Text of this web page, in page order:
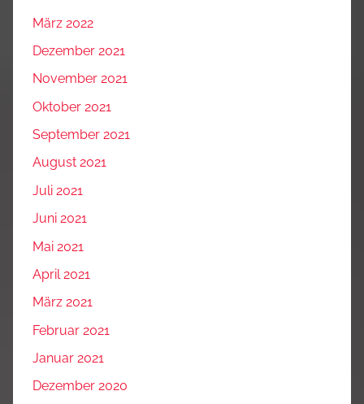
März 2022
Dezember 2021
November 2021
Oktober 2021
September 2021
August 2021
Juli 2021
Juni 2021
Mai 2021
April 2021
März 2021
Februar 2021
Januar 2021
Dezember 2020